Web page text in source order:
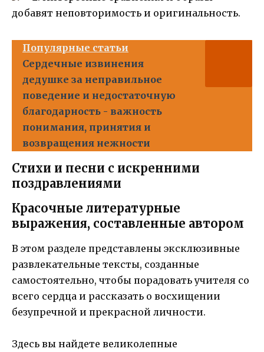
добавят неповторимость и оригинальность.
Популярные статьи
Сердечные извинения
дедушке за неправильное
поведение и недостаточную
благодарность - важность
понимания, принятия и
возвращения нежности
Стихи и песни с искренними
поздравлениями
Красочные литературные
выражения, составленные автором
В этом разделе представлены эксклюзивные
развлекательные тексты, созданные
самостоятельно, чтобы порадовать учителя со
всего сердца и рассказать о восхищении
безупречной и прекрасной личности.
Здесь вы найдете великолепные